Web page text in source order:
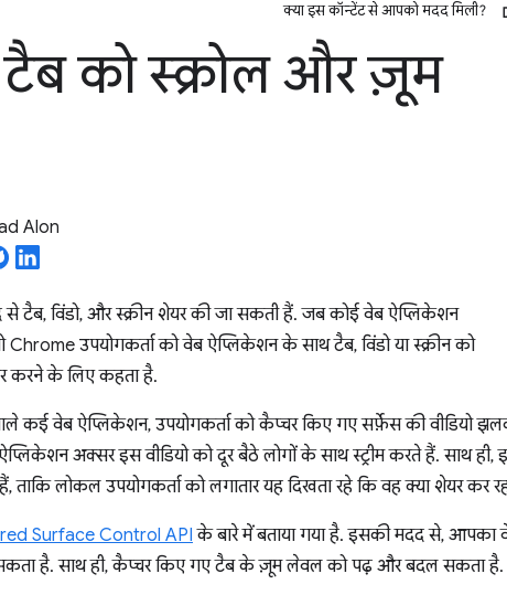
क्या इस कॉन्टेंट से आपको मदद मिली?
को स्क्रोल और ज़ूम
Alon
टैब, विंडो, और स्क्रीन शेयर की जा सकती हैं. जब कोई वेब ऐप्लिकेशन
उपयोगकर्ता को वेब ऐप्लिकेशन के साथ टैब, विंडो या स्क्रीन को
करने के लिए कहता है.
कई वेब ऐप्लिकेशन, उपयोगकर्ता को कैप्चर किए गए सर्फ़ेस की वीडियो
अक्सर इस वीडियो को दूर बैठे लोगों के साथ स्ट्रीम करते हैं. साथ ही,
ताकि लोकल उपयोगकर्ता को लगातार यह दिखता रहे कि वह क्या शेयर कर
Surface Control API के बारे में बताया गया है. इसकी मदद से, आपका
है. साथ ही, कैप्चर किए गए टैब के ज़ूम लेवल को पढ़ और बदल सकता है.